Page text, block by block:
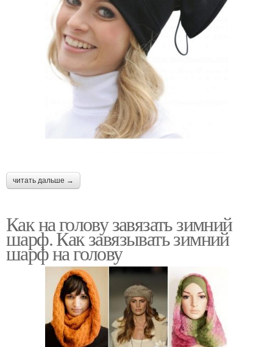
читать дальше →
Как на голову завязать зимний
шарф. Как завязывать зимний
шарф на голову